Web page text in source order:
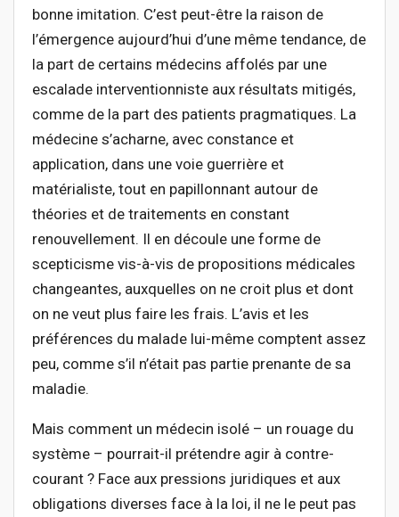
bonne imitation. C’est peut-être la raison de
l’émergence aujourd’hui d’une même tendance, de
la part de certains médecins affolés par une
escalade interventionniste aux résultats mitigés,
comme de la part des patients pragmatiques. La
médecine s’acharne, avec constance et
application, dans une voie guerrière et
matérialiste, tout en papillonnant autour de
théories et de traitements en constant
renouvellement. Il en découle une forme de
scepticisme vis-à-vis de propositions médicales
changeantes, auxquelles on ne croit plus et dont
on ne veut plus faire les frais. L’avis et les
préférences du malade lui-même comptent assez
peu, comme s’il n’était pas partie prenante de sa
maladie.
Mais comment un médecin isolé – un rouage du
système – pourrait-il prétendre agir à contre-
courant ? Face aux pressions juridiques et aux
obligations diverses face à la loi, il ne le peut pas